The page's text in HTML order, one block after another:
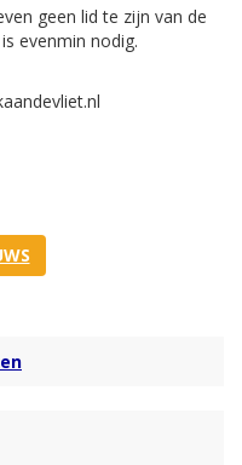
geen lid te zijn van de
evenmin nodig.